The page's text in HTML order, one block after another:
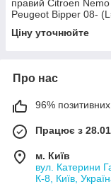
правий Citroen
Peugeot Bipper 08-
Ціну уточнюйте
Про нас
96% позитивних
Працює з
м. Київ
вул. Катерини
К-8, Київ,